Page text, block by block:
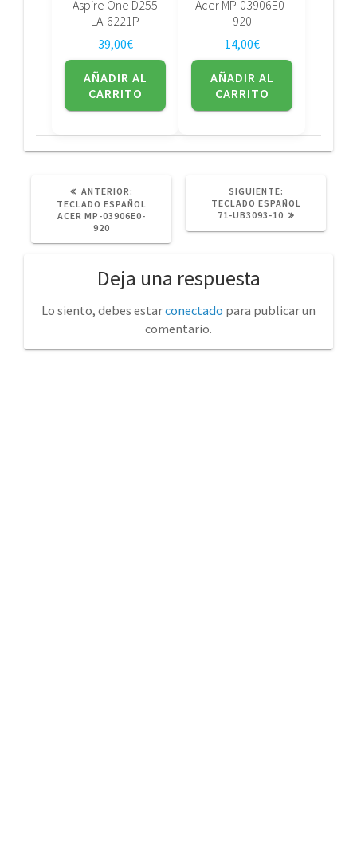
Aspire One D255
LA-6221P
39,00€
AÑADIR AL
CARRITO
Acer MP-03906E0-
920
14,00€
AÑADIR AL
CARRITO
ANTERIOR:
ANTERIOR:
TECLADO ESPAÑOL
ACER MP-03906E0-
920
SIGUIENTE:
POST:
TECLADO ESPAÑOL
71-UB3093-10
Deja una respuesta
Lo siento, debes estarconectado para publicar un
comentario.